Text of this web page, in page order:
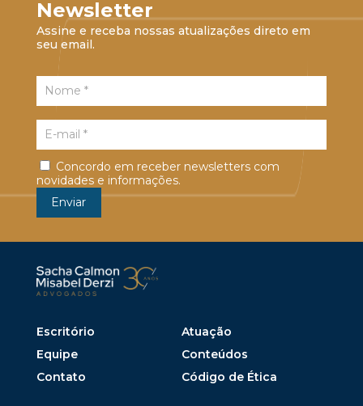
Newsletter
Assine e receba nossas atualizações direto em
seu email.
Concordo em receber newsletters com
novidades e informações.
Escritório
Atuação
Equipe
Conteúdos
Contato
Código de Ética